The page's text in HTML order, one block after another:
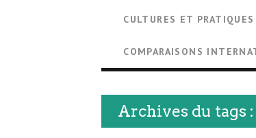
CULTURES ET PRATIQUES
COMPARAISONS
Archives du tags